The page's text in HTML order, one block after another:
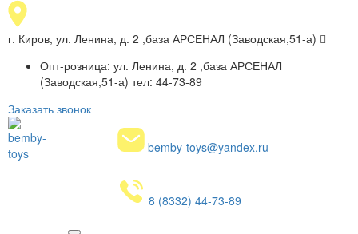
г. Киров, ул. Ленина, д. 2 ,база АРСЕНАЛ (Заводская,51-а)
Опт-розница: ул. Ленина, д. 2 ,база АРСЕНАЛ
(Заводская,51-а) тел: 44-73-89
Заказать звонок
bemby-toys@yandex.ru
8 (8332) 44-73-89